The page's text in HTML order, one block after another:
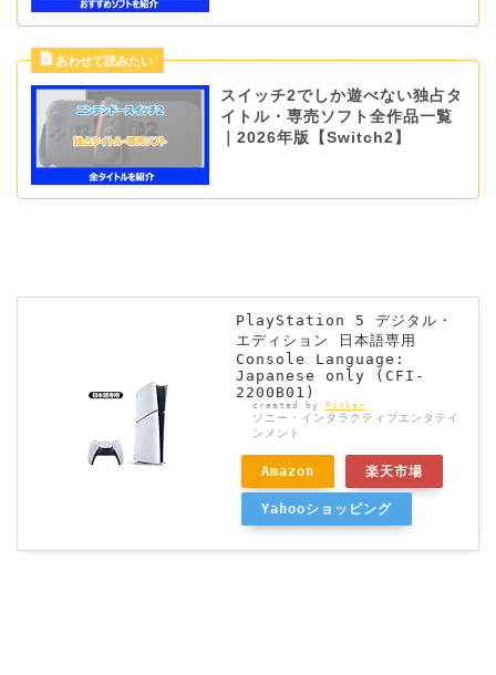
スイッチ2でしか遊べない独占タ
イトル・専売ソフト全作品一覧
｜2026年版【Switch2】
PlayStation 5 デジタル・
エディション 日本語専用
Console Language:
Japanese only (CFI-
2200B01)
created by Rinker
ソニー・インタラクティブエンタテイ
ンメント
Amazon 楽天市場
Yahooショッピング